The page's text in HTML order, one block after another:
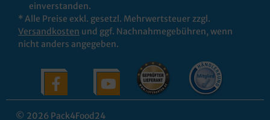
einverstanden.
* Alle Preise exkl. gesetzl. Mehrwertsteuer zzgl.
Versandkosten und ggf. Nachnahmegebühren, wenn
nicht anders angegeben.
© 2026 Pack4Food24